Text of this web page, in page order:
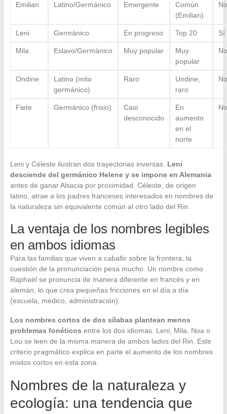
Emilian Latino/Germánico Emergente
Común
(Emilian)
No
Leni Germánico En progreso Top 20 Sí
Mila Eslavo/Germánico Muy popular
Muy
popular
No
Ondine
Latino (mito
germánico)
Raro
Undine,
raro
No
Fiete Germánico (frisio)
Casi
desconocido
En
aumento
en el
norte
No
Leni y Céleste ilustran dos trayectorias inversas. Leni
desciende del germánico Helene y se impone en Alemania
antes de ganar Alsacia por proximidad. Céleste, de origen
latino, atrae a los padres franceses interesados en nombres de
la naturaleza sin equivalente común al otro lado del Rin.
La ventaja de los nombres legibles
en ambos idiomas
Para las familias que viven a caballo sobre la frontera, la
cuestión de la pronunciación pesa mucho. Un nombre como
Raphaël se pronuncia de manera diferente en francés y en
alemán, lo que crea pequeñas fricciones en el día a día
(escuela, médico, administración).
Los nombres cortos de dos sílabas plantean menos
problemas fonéticos entre los dos idiomas. Leni, Mila, Noa o
Lou se leen de la misma manera de ambos lados del Rin. Este
criterio pragmático explica en parte el aumento de los nombres
mixtos cortos en esta zona.
Nombres de la naturaleza y
ecología: una tendencia que